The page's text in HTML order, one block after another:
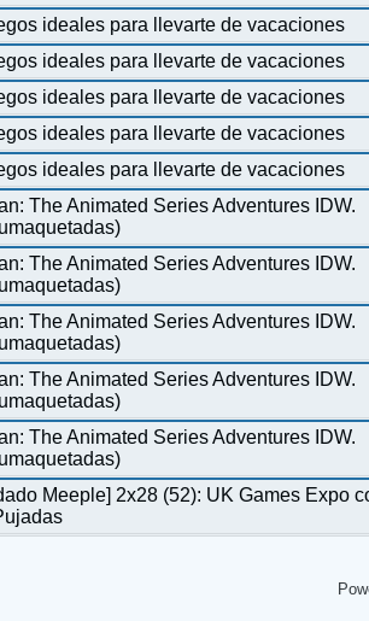
ideales para llevarte de vacaciones
ideales para llevarte de vacaciones
ideales para llevarte de vacaciones
ideales para llevarte de vacaciones
ideales para llevarte de vacaciones
The Animated Series Adventures IDW.
The Animated Series Adventures IDW.
The Animated Series Adventures IDW.
The Animated Series Adventures IDW.
The Animated Series Adventures IDW.
Meeple] 2x28 (52): UK Games Expo